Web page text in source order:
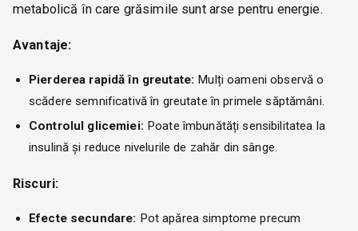
metabolică în care grăsimile sunt arse pentru energie.
Avantaje:
Pierderea rapidă în greutate: Mulți oameni observă o
scădere semnificativă în greutate în primele săptămâni.
Controlul glicemiei: Poate îmbunătăți sensibilitatea la
insulină și reduce nivelurile de zahăr din sânge.
Riscuri:
Efecte secundare: Pot apărea simptome precum